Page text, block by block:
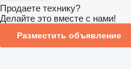
Продаете технику?
Делайте это вместе с нами!
Разместить объявление